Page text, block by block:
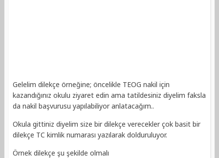
Gelelim dilekçe örneğine; öncelikle TEOG nakil için
kazandığınız okulu ziyaret edin ama tatildesiniz diyelim faksla
da nakil başvurusu yapılabiliyor anlatacağım..
Okula gittiniz diyelim size bir dilekçe verecekler çok basit bir
dilekçe TC kimlik numarası yazılarak dolduruluyor.
Örnek dilekçe şu şekilde olmalı